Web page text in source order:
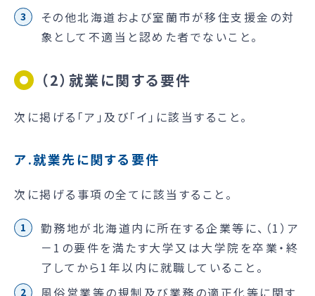
その他北海道および室蘭市が移住支援金の対
象として不適当と認めた者でないこと。
（2）就業に関する要件
次に掲げる「ア」及び「イ」に該当すること。
ア.就業先に関する要件
次に掲げる事項の全てに該当すること。
勤務地が北海道内に所在する企業等に、（1）ア
－1の要件を満たす大学又は大学院を卒業・終
了してから1年以内に就職していること。
風俗営業等の規制及び業務の適正化等に関す